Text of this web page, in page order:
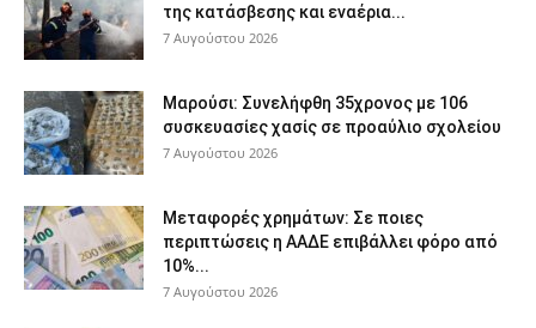
της κατάσβεσης και εναέρια...
7 Αυγούστου 2026
Μαρούσι: Συνελήφθη 35χρονος με 106
συσκευασίες χασίς σε προαύλιο σχολείου
7 Αυγούστου 2026
Μεταφορές χρημάτων: Σε ποιες
περιπτώσεις η ΑΑΔΕ επιβάλλει φόρο από
10%...
7 Αυγούστου 2026